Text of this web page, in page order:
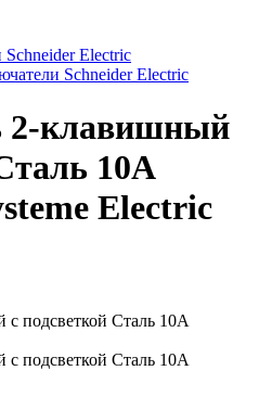
Electric
Schneider Electric
2-клавишный
10А
Electric